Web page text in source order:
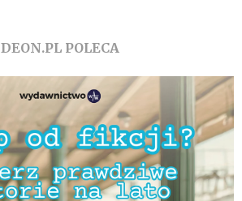
DEON.PL POLECA